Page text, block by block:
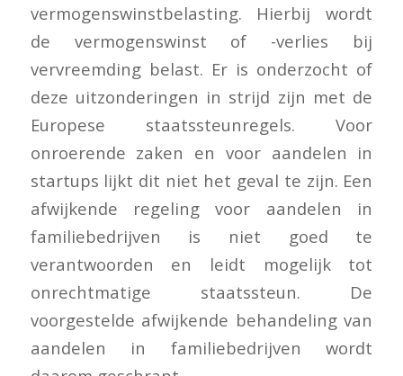
vermogenswinstbelasting. Hierbij wordt
de vermogenswinst of -verlies bij
vervreemding belast. Er is onderzocht of
deze uitzonderingen in strijd zijn met de
Europese staatssteunregels. Voor
onroerende zaken en voor aandelen in
startups lijkt dit niet het geval te zijn. Een
afwijkende regeling voor aandelen in
familiebedrijven is niet goed te
verantwoorden en leidt mogelijk tot
onrechtmatige staatssteun. De
voorgestelde afwijkende behandeling van
aandelen in familiebedrijven wordt